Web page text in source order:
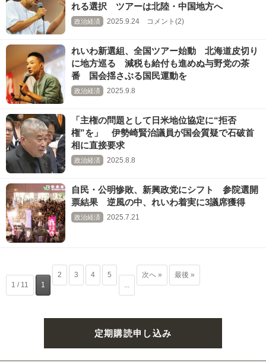
れる選択 ツアーは北陸・中国地方へ
政治経済 2025.9.24 コメント(2)
れいわ新選組、全国ツアー始動 北海道皮切り
に地方巡る 減税も給付も進めぬ与野党の茶
番 国会揺さぶる国民運動を
政治経済 2025.9.8
「主権の問題として日米地位協定に“拒否
権”を」 伊勢崎賢治議員が国会質疑で石破首
相に直接要求
政治経済 2025.8.8
自民・公明惨敗、新興政党にシフト 参院選開
票結果 逆風の中、れいわ着実に3議席獲得
政治経済 2025.7.21
1 / 11 1
2 3 4
5
次へ » 最後 »
定期購読申し込み